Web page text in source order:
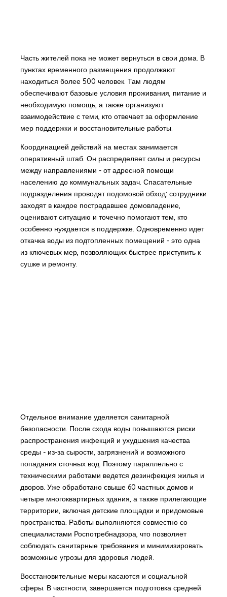
Часть жителей пока не может вернуться в свои дома. В
пунктах временного размещения продолжают
находиться более 500 человек. Там людям
обеспечивают базовые условия проживания, питание и
необходимую помощь, а также организуют
взаимодействие с теми, кто отвечает за оформление
мер поддержки и восстановительные работы.
Координацией действий на местах занимается
оперативный штаб. Он распределяет силы и ресурсы
между направлениями - от адресной помощи
населению до коммунальных задач. Спасательные
подразделения проводят подомовой обход: сотрудники
заходят в каждое пострадавшее домовладение,
оценивают ситуацию и точечно помогают тем, кто
особенно нуждается в поддержке. Одновременно идет
откачка воды из подтопленных помещений - это одна
из ключевых мер, позволяющих быстрее приступить к
сушке и ремонту.
Отдельное внимание уделяется санитарной
безопасности. После схода воды повышаются риски
распространения инфекций и ухудшения качества
среды - из-за сырости, загрязнений и возможного
попадания сточных вод. Поэтому параллельно с
техническими работами ведется дезинфекция жилья и
дворов. Уже обработано свыше 60 частных домов и
четыре многоквартирных здания, а также прилегающие
территории, включая детские площадки и придомовые
пространства. Работы выполняются совместно со
специалистами Роспотребнадзора, что позволяет
соблюдать санитарные требования и минимизировать
возможные угрозы для здоровья людей.
Восстановительные меры касаются и социальной
сферы. В частности, завершается подготовка средней